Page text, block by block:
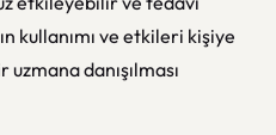
kullanımı ve etkileri kişiye
danışılması